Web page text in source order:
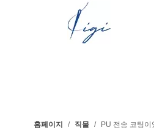
홈페이지 / 직물 / PU 전송 코팅